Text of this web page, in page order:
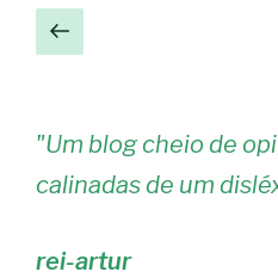
Navegação
de
Página
anterior
"Um blog cheio de
calinadas de um
rei-artur